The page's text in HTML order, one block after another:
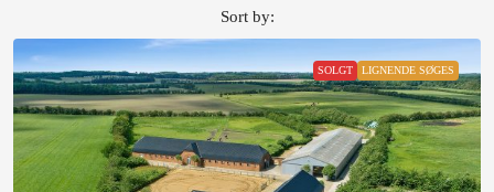
Sort by:
SOLGT LIGNENDE SØGES